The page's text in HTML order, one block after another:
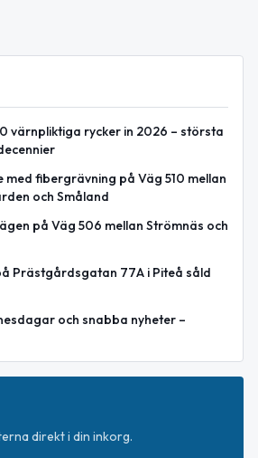
värnpliktiga rycker in 2026 – största
fibergrävning på Väg 510 mellan
och Småland
på Väg 506 mellan Strömnäs och
Prästgårdsgatan 77A i Piteå såld
och snabba nyheter –
direkt i din inkorg.